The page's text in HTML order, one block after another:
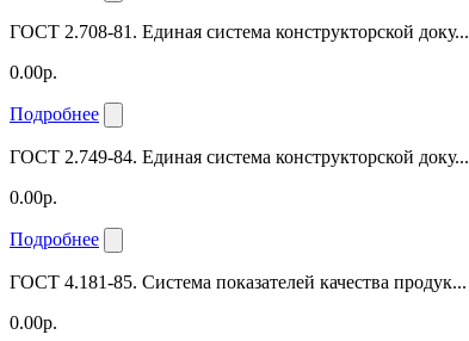
ГОСТ 2.708-81. Единая система конструкторской доку...
0.00р.
Подробнее
ГОСТ 2.749-84. Единая система конструкторской доку...
0.00р.
Подробнее
ГОСТ 4.181-85. Система показателей качества продук...
0.00р.